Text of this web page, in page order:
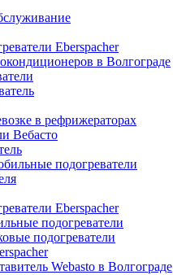
Eberspacher
в Волгограде
в рефрижераторах
Вебасто
подогреватели
Eberspacher
подогреватели
подогреватели
Webasto в Волгограде